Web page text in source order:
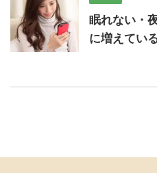
眠れない・
に増えてい